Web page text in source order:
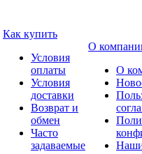
Как купить
Условия
оплаты
Условия
доставки
Возврат и
обмен
Часто
задаваемые
О
О